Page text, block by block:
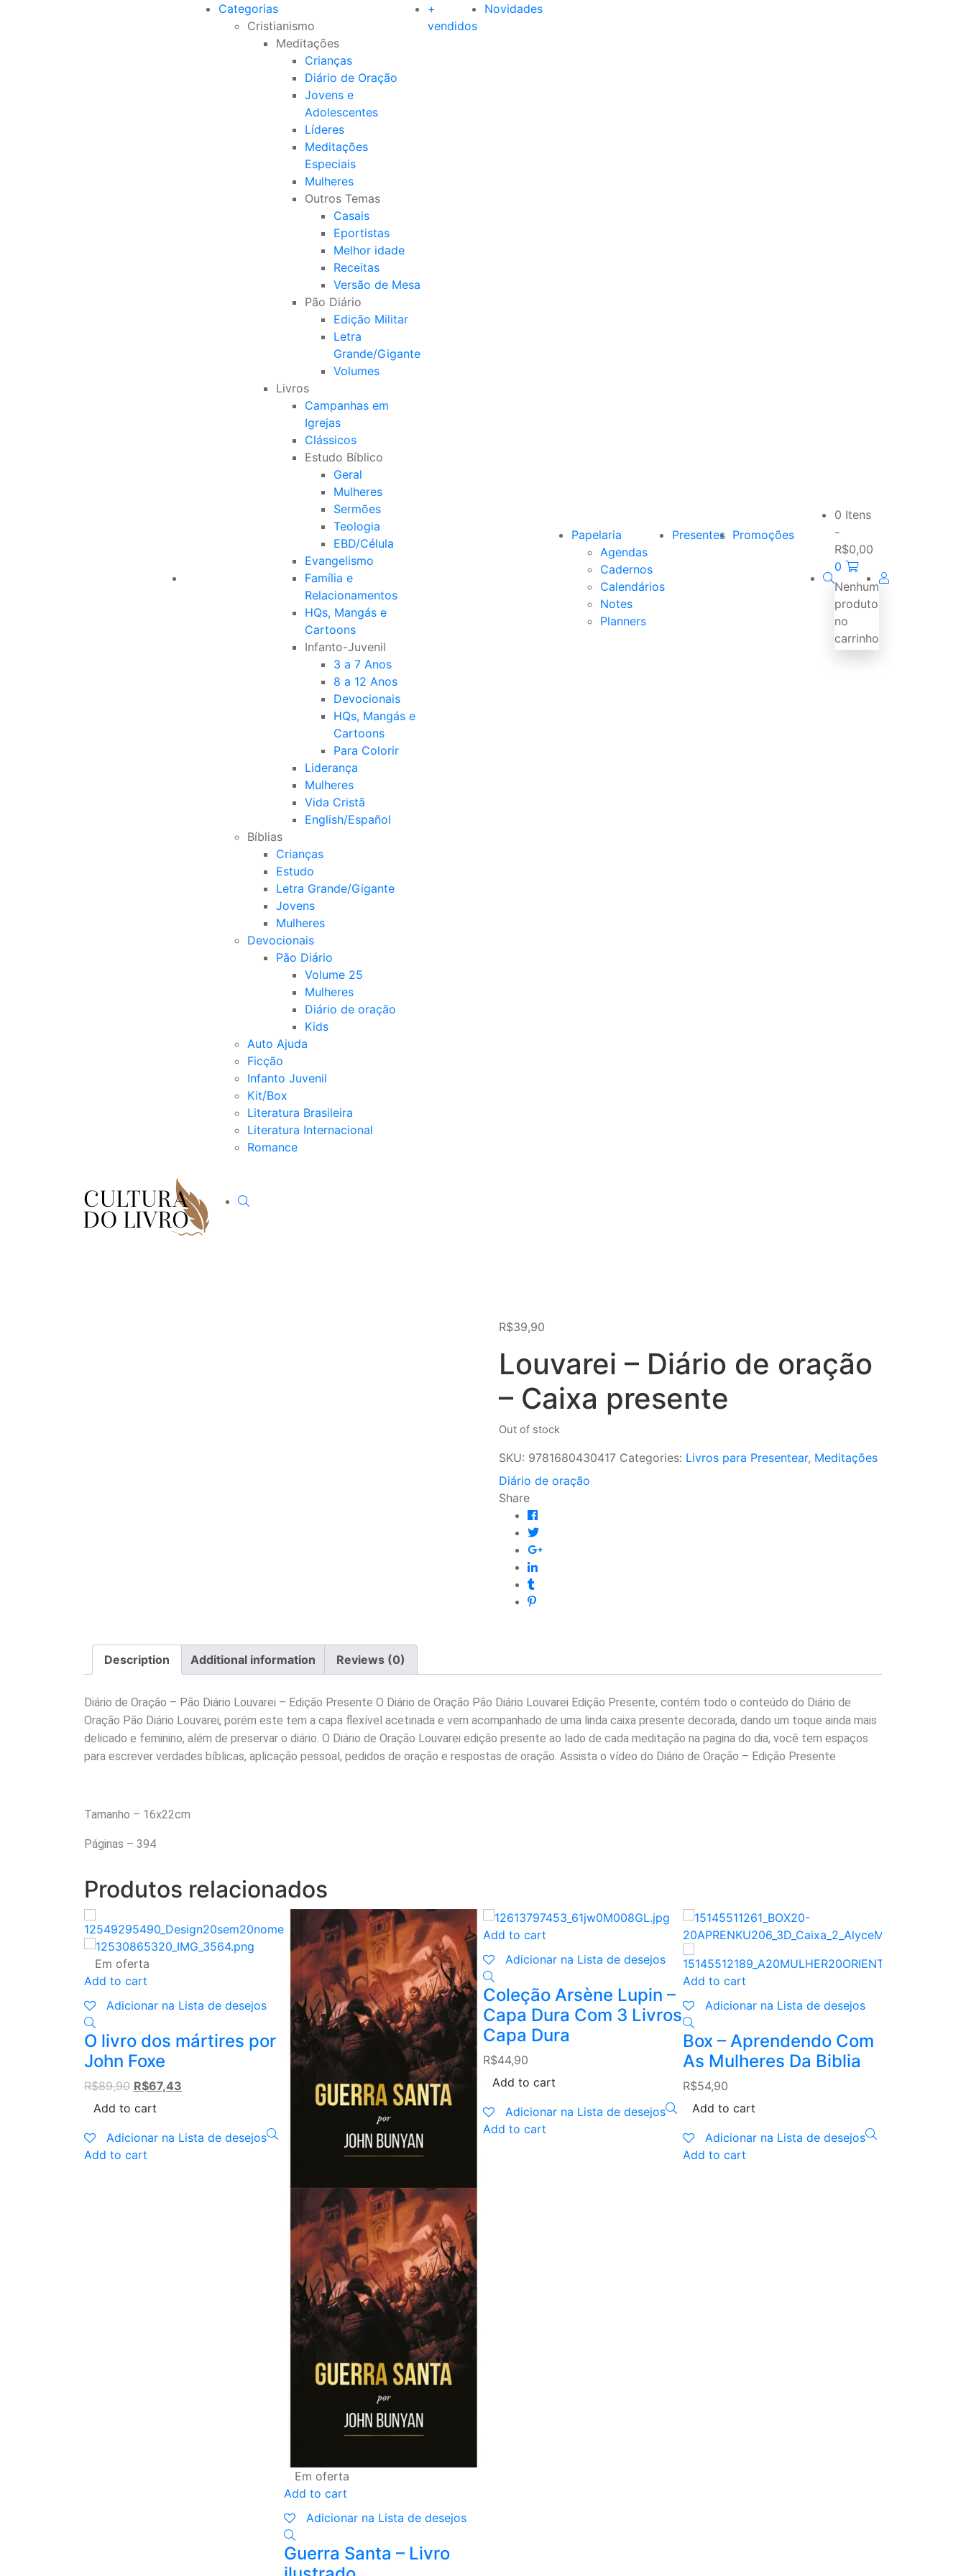
Categorias
Cristianismo
Meditações
Crianças
Diário de Oração
Jovens e
Adolescentes
Líderes
Meditações
Especiais
Mulheres
Outros Temas
Casais
Eportistas
Melhor idade
Receitas
Versão de Mesa
Pão Diário
Edição Militar
Letra
Grande/Gigante
Volumes
Livros
Campanhas em
Igrejas
Clássicos
Estudo Bíblico
Geral
Mulheres
Sermões
Teologia
EBD/Célula
Evangelismo
Família e
Relacionamentos
HQs, Mangás e
Cartoons
Infanto-Juvenil
3 a 7 Anos
8 a 12 Anos
Devocionais
HQs, Mangás e
Cartoons
Para Colorir
Liderança
Mulheres
Vida Cristã
English/Español
Bíblias
Crianças
Estudo
Letra Grande/Gigante
Jovens
Mulheres
Devocionais
Pão Diário
Volume 25
Mulheres
Diário de oração
Kids
Auto Ajuda
Ficção
Infanto Juvenil
Kit/Box
Literatura Brasileira
Literatura Internacional
Romance
+
vendidos
Novidades
Papelaria
Agendas
Cadernos
Calendários
Notes
Planners
Presentes Promoções
0 Itens
-
R$0,00
0
Nenhum
produto
no
carrinho
R$39,90
Louvarei – Diário de oração
– Caixa presente
Out of stock
SKU: 9781680430417 Categories: Livros para Presentear, Meditações
Diário de oração
Share
Description Additional information Reviews (0)
Diário de Oração – Pão Diário Louvarei – Edição Presente O Diário de Oração Pão Diário Louvarei Edição Presente, contém todo o conteúdo do Diário de
Oração Pão Diário Louvarei, porém este tem a capa flexível acetinada e vem acompanhado de uma linda caixa presente decorada, dando um toque ainda mais
delicado e feminino, além de preservar o diário. O Diário de Oração Louvarei edição presente ao lado de cada meditação na pagina do dia, você tem espaços
para escrever verdades bíblicas, aplicação pessoal, pedidos de oração e respostas de oração. Assista o vídeo do Diário de Oração – Edição Presente
Tamanho – 16x22cm
Páginas – 394
Produtos relacionados
Em oferta
Add to cart
Adicionar na Lista de desejos
O livro dos mártires por
John Foxe
R$89,90 Original
price
R$89,90.
R$67,43
R$67,43.
Add to cart
Adicionar na Lista de desejos
Add to cart
Em oferta
Add to cart
Adicionar na Lista de desejos
Guerra Santa – Livro
Add to cart
Adicionar na Lista de desejos
Coleção Arsène Lupin –
Capa Dura Com 3 Livros
Capa Dura
R$44,90
Add to cart
Adicionar na Lista de desejos
Add to cart
Add to cart
Adicionar na Lista de desejos
Box – Aprendendo Com
As Mulheres Da Biblia
R$54,90
Add to cart
Adicionar na Lista de desejos
Add to cart